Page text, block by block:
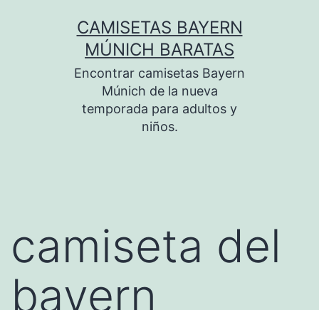
CAMISETAS BAYERN
MÚNICH BARATAS
Encontrar camisetas Bayern
Múnich de la nueva
temporada para adultos y
niños.
camiseta del
bayern